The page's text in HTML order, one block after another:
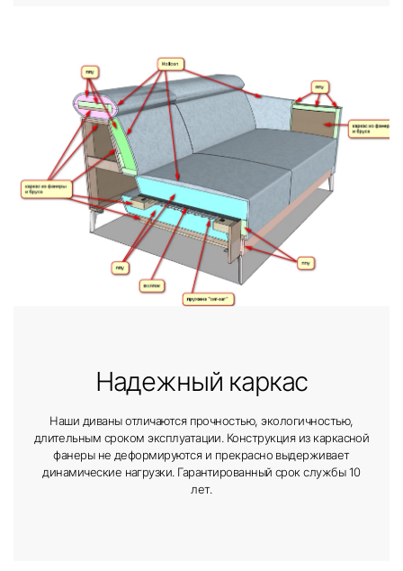
Надежный каркас
Наши диваны отличаются прочностью, экологичностью,
длительным сроком эксплуатации. Конструкция из каркасной
фанеры не деформируются и прекрасно выдерживает
динамические нагрузки. Гарантированный срок службы 10
лет.